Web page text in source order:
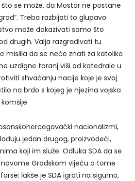
se može, da Mostar ne postane
Treba razbijati to glupavo
može dokazivati samo što
drugih. Valja razgrađivati tu
mislila da se neće znati za katolike
uzdigne toranj viši od katedrale u
shvaćanju nacije koje je svoj
na brdo s kojeg je njezina vojska
nacionalizmi,
jedan drugog, proizvodeći,
koji im služe. Odluka SDA da se
Gradskom vijeću o tome
lakše je SDA igrati na sigurno,